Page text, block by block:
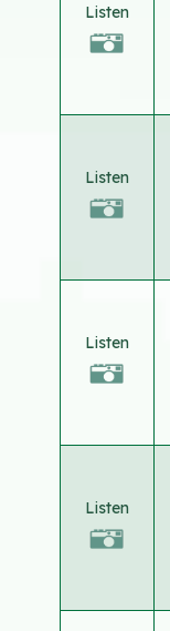
Listen
Listen
Listen
Listen